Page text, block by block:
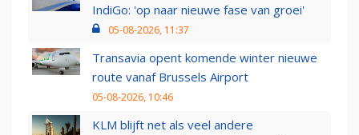
IndiGo: 'op naar nieuwe fase van groei'
05-08-2026, 11:37
Transavia opent komende winter nieuwe
route vanaf Brussels Airport
05-08-2026, 10:46
KLM blijft net als veel andere